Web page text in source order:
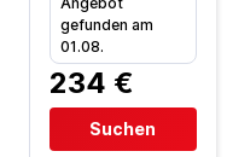
gefunden am
01.08.
234 €
Suchen